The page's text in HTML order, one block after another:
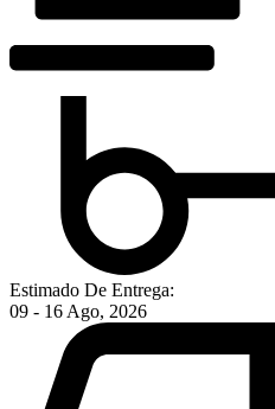
Estimado De Entrega:
09 - 16 Ago, 2026